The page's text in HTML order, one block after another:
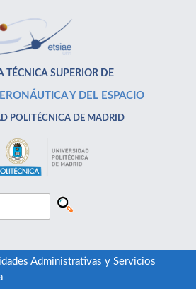
TÉCNICA SUPERIOR DE
Y DEL ESPACIO
POLITÉCNICA DE MADRID
Administrativas y Servicios